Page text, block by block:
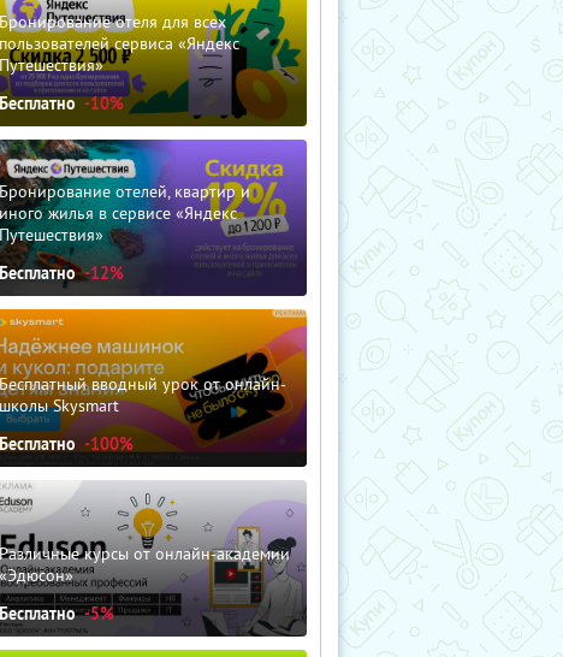
Бронирование отеля для всех
пользователей сервиса «Яндекс
Путешествия»
Бесплатно -10%
Бронирование отелей, квартир и
иного жилья в сервисе «Яндекс
Путешествия»
Бесплатно -12%
Бесплатный вводный урок от онлайн-
школы Skysmart
Бесплатно -100%
Различные курсы от онлайн-академии
«Эдюсон»
Бесплатно -5%